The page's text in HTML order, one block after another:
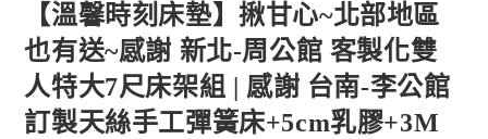
【溫馨時刻床墊】揪甘心~北部地區
也有送~感謝 新北-周公館 客製化雙
人特大7尺床架組 | 感謝 台南-李公館
訂製天絲手工彈簧床+5cm乳膠+3M